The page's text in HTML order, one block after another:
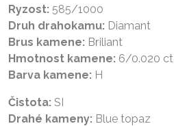
Ryzost: 585/1000
Druh drahokamu: Diamant
Brus kamene: Briliant
Hmotnost kamene: 6/0.020 ct
Barva kamene: H
Čistota: SI
Drahé kameny: Blue topaz